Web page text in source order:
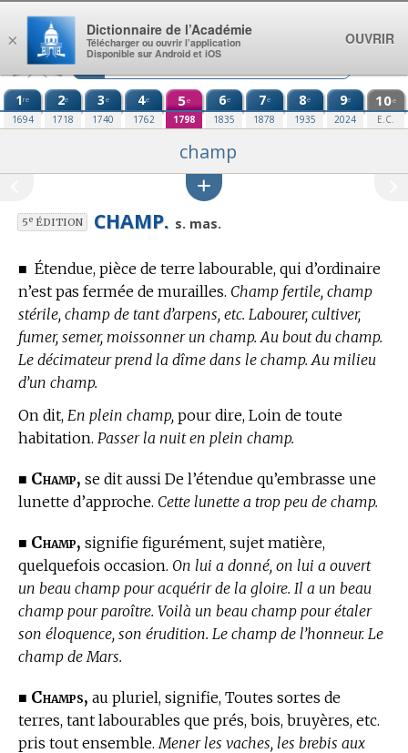
Aller au contenu
1re
1694
2e
1718
3e
1740
4e
1762
5e
1798
6e
1835
7e
1878
8e
1935
9e
2024
10e
E.C.
champ
5eÉDITION CHAMP. s. mas.
■ Étendue, pièce de terre labourable, qui d’ordinaire
n’est pas fermée de murailles. Champ fertile, champ
stérile, champ de tant d’arpens, etc. Labourer, cultiver,
fumer, semer, moissonner un champ. Au bout du champ.
Le décimateur prend la dîme dans le champ. Au milieu
d’un champ.
On dit, En plein champ, pour dire, Loin de toute
habitation. Passer la nuit en plein champ.
■ Champ, se dit aussi De l’étendue qu’embrasse une
lunette d’approche. Cette lunette a trop peu de champ.
■ Champ, signifie figurément, sujet matière,
quelquefois occasion. On lui a donné, on lui a ouvert
un beau champ pour acquérir de la gloire. Il a un beau
champ pour paroître. Voilà un beau champ pour étaler
son éloquence, son érudition. Le champ de l’honneur. Le
champ de Mars.
■ Champs, au pluriel, signifie, Toutes sortes de
terres, tant labourables que prés, bois, bruyères, etc.
pris tout ensemble. Mener les vaches, les brebis aux
×
Dictionnaire de l’Académie
Télécharger ou ouvrir l’application
Disponible sur Android et iOS
OUVRIR